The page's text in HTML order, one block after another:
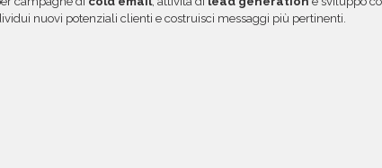
nuovi potenziali clienti e costruisci messaggi più pertinenti.